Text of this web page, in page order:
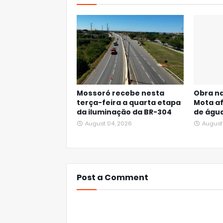
Mossoró recebe nesta
terça-feira a quarta etapa
da iluminação da BR-304
August 04, 2026
Obra
Mota
de
Post a Comment